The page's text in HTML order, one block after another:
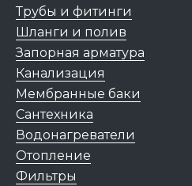
Трубы и фитинги
Шланги и полив
Запорная арматура
Канализация
Мембранные баки
Сантехника
Водонагреватели
Отопление
Фильтры